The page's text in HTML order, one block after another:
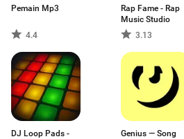
Pemain Mp3
4.4
Rap Fame - Rap
Music Studio
3.13
DJ Loop Pads -
Genius — Song